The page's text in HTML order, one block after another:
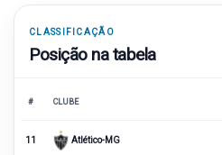
CLASSIFICAÇÃO
Posição na tabela
# CLUBE
11 Atlético-MG